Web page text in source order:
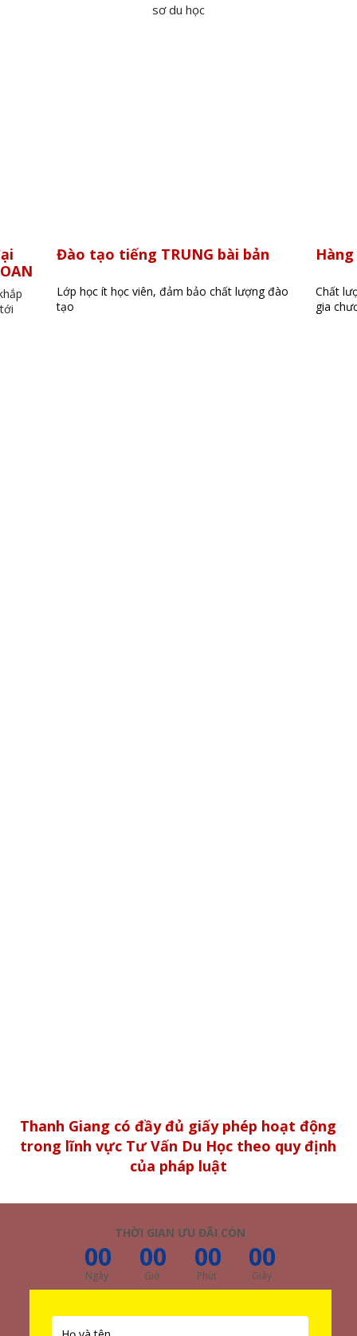
sơ du học
Đào tạo tiếng TRUNG bài bản
Lớp học ít học viên, đảm bảo chất lượng đào
tạo
Chất
gia
Thanh Giang có đầy đủ giấy phép hoạt động
trong lĩnh vực Tư Vấn Du Học theo quy định
của pháp luật
00 00 00 00
Ngày Giờ Phút Giây
THỜI GIAN ƯU ĐÃI CÒN